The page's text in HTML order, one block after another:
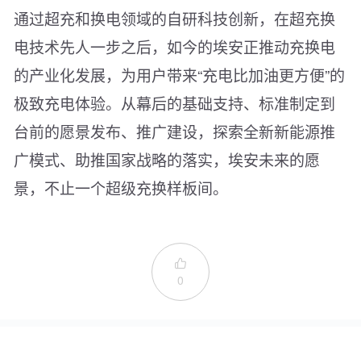
通过超充和换电领域的自研科技创新，在超充换
电技术先人一步之后，如今的埃安正推动充换电
的产业化发展，为用户带来“充电比加油更方便”的
极致充电体验。从幕后的基础支持、标准制定到
台前的愿景发布、推广建设，探索全新新能源推
广模式、助推国家战略的落实，埃安未来的愿
景，不止一个超级充换样板间。

0